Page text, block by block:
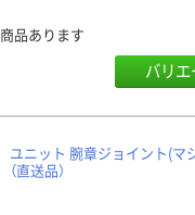
商品あります
バリ
ユニット 腕章ジョイント(マ
（直送品）